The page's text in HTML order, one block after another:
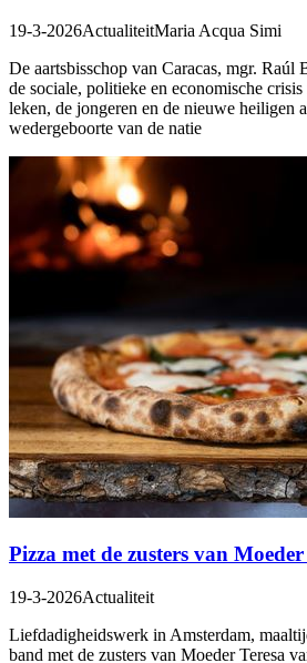
19-3-2026ActualiteitMaria Acqua Simi
De aartsbisschop van Caracas, mgr. Raúl
de sociale, politieke en economische
leken, de jongeren en de nieuwe heiligen
wedergeboorte van de natie
Pizza met de zusters van Moeder
19-3-2026Actualiteit
Liefdadigheidswerk in Amsterdam,
band met de zusters van Moeder Teresa